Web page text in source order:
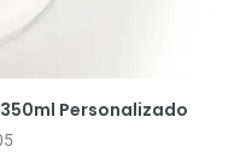
Personalizado